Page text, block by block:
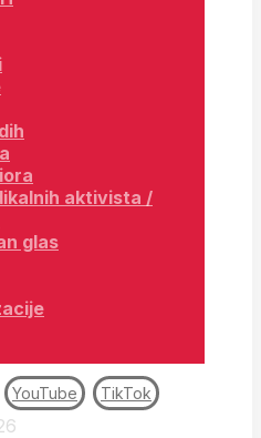
aktivista /
glas
YouTube TikTok